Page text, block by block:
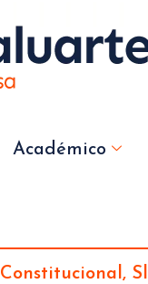
Académico
Constitucional,